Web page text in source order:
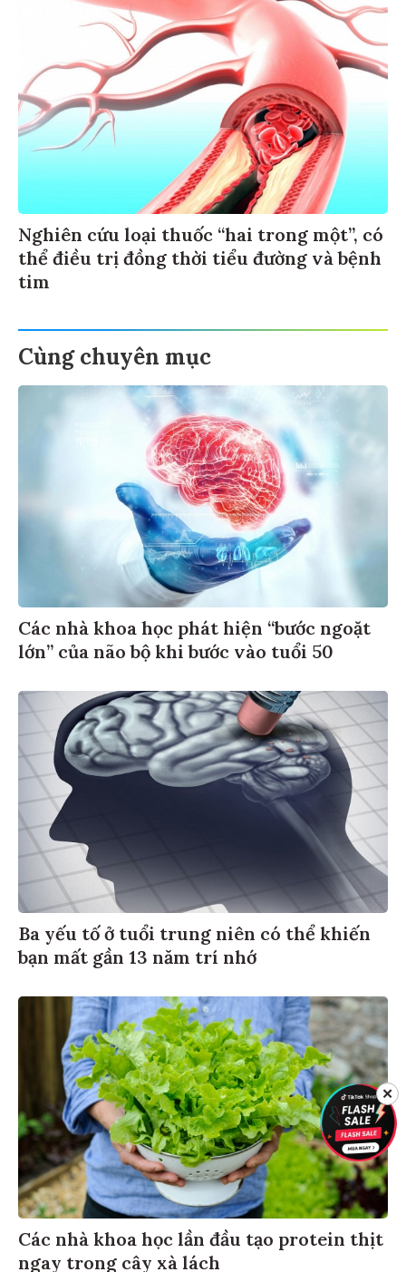
Nghiên cứu loại thuốc “hai trong một”, có
thể điều trị đồng thời tiểu đường và bệnh
tim
Cùng chuyên mục
Các nhà khoa học phát hiện “bước ngoặt
lớn” của não bộ khi bước vào tuổi 50
Ba yếu tố ở tuổi trung niên có thể khiến
bạn mất gần 13 năm trí nhớ
Các nhà khoa học lần đầu tạo protein thịt
ngay trong cây xà lách
✕